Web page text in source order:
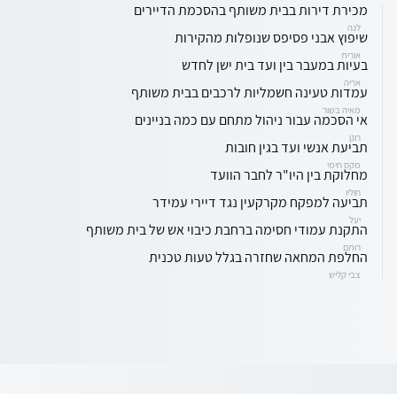
מכירת דירות בבית משותף בהסכמת הדיירים
לנה
שיפוץ אבני פסיפס שנופלות מהקירות
אורית
בעיות במעבר בין ועד בית ישן לחדש
אריה
עמדות טעינה חשמליות לרכבים בבית משותף
מאיה בשור
אי הסכמה עבור ניהול מתחם עם כמה בניינים
רונן
תביעת אנשי ועד בגין חובות
מקס חימי
מחלוקת בין היו"ר לחבר הוועד
חוליו
תביעה למפקח מקרקעין נגד דיירי עמידר
יעל
התקנת עמודי חסימה ברחבת כיבוי אש של בית משותף
רותם
החלפת המחאה שחזרה בגלל טעות טכנית
צבי קליש